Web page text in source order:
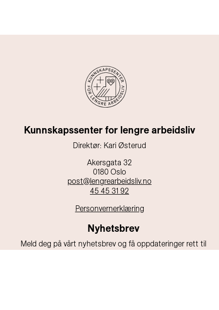
Kunnskapssenter for lengre arbeidsliv
Direktør: Kari Østerud
Akersgata 32
0180 Oslo
post@lengrearbeidsliv.no
45 45 31 92
Personvernerklæring
Nyhetsbrev
Meld deg på vårt nyhetsbrev og få oppdateringer rett til